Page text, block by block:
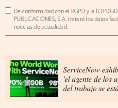
De conformidad con el RGPD y la
PUBLICACIONES, S.A. tratará los datos
noticias de actualidad.
ServiceNow
'el agente de los
del trabajo se